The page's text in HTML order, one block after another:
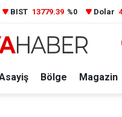
BIST 13779.39 %0 Dolar
Bölge Magazin